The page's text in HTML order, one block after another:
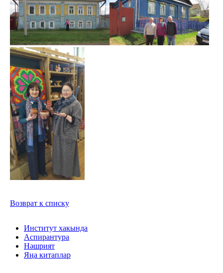
Возврат к списку
Институт хакында
Аспирантура
Нәшрият
Яңа китаплар